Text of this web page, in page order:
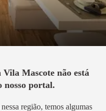
Vila Mascote não está
nosso portal.
região, temos algumas